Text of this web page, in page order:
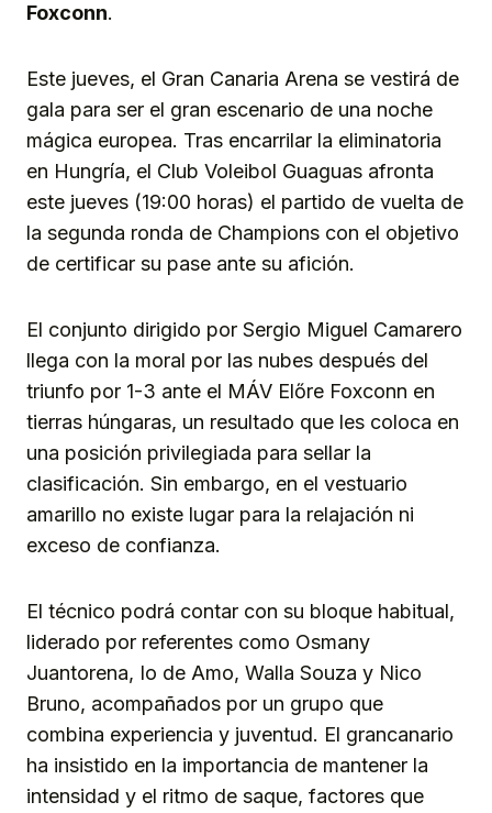
Foxconn.
Este jueves, el Gran Canaria Arena se vestirá de
gala para ser el gran escenario de una noche
mágica europea. Tras encarrilar la eliminatoria
en Hungría, el Club Voleibol Guaguas afronta
este jueves (19:00 horas) el partido de vuelta de
la segunda ronda de Champions con el objetivo
de certificar su pase ante su afición.
El conjunto dirigido por Sergio Miguel Camarero
llega con la moral por las nubes después del
triunfo por 1-3 ante el MÁV Előre Foxconn en
tierras húngaras, un resultado que les coloca en
una posición privilegiada para sellar la
clasificación. Sin embargo, en el vestuario
amarillo no existe lugar para la relajación ni
exceso de confianza.
El técnico podrá contar con su bloque habitual,
liderado por referentes como Osmany
Juantorena, Io de Amo, Walla Souza y Nico
Bruno, acompañados por un grupo que
combina experiencia y juventud. El grancanario
ha insistido en la importancia de mantener la
intensidad y el ritmo de saque, factores que